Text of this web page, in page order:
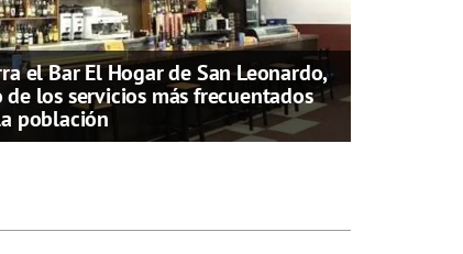
el Bar El Hogar de San Leonardo,
de los servicios más frecuentados
población